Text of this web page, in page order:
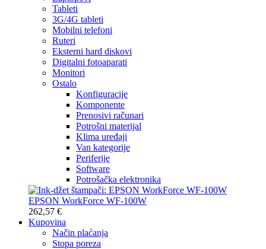
Tableti
3G/4G tableti
Mobilni telefoni
Ruteri
Eksterni hard diskovi
Digitalni fotoaparati
Monitori
Ostalo
Konfiguracije
Komponente
Prenosivi računari
Potrošni materijal
Klima uređaji
Van kategorije
Periferije
Software
Potrošačka elektronika
EPSON WorkForce WF-100W
262,57 €
Kupovina
Način plaćanja
Stopa poreza